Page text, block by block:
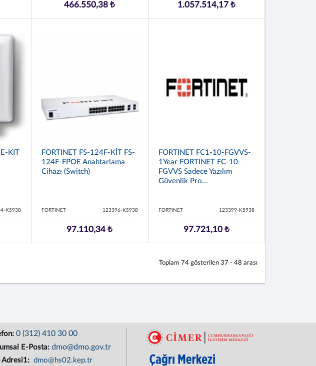
466.550,38 ₺ 1.057.514,17 ₺
KIT
K5938
FORTINET FS-124F-KİT FS-
124F-FPOE Anahtarlama
Cihazı (Switch)
FORTINET 123396-K5938
97.110,34 ₺
FORTINET FC1-10-FGVVS-
1Year FORTINET FC-10-
FGVVS Sadece Yazılım
Güvenlik Pro...
FORTINET 123399-K5938
97.721,10 ₺
Toplam 74 gösterilen 37 - 48 arası
0 (312) 410 30 00
E-Posta: dmo@dmo.gov.tr
Adresi1: dmo@hs02.kep.tr